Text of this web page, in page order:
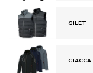
GILET
GIACCA